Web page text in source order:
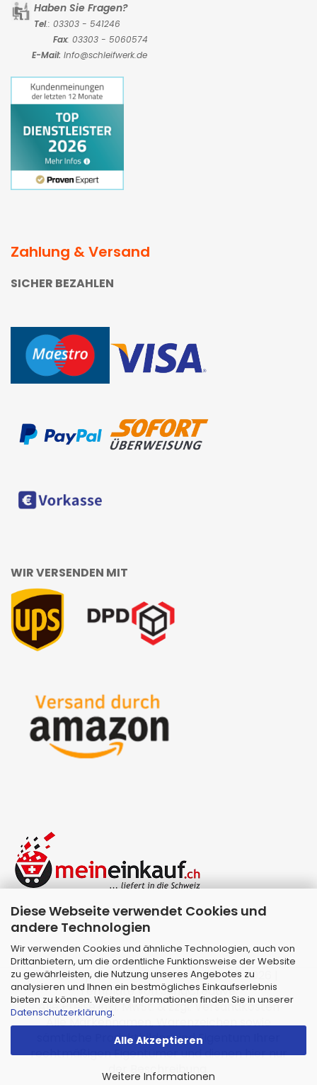
Diese Webseite verwendet Cookies und
andere Technologien
Wir verwenden Cookies und ähnliche Technologien, auch von
Drittanbietern, um die ordentliche Funktionsweise der Website
zu gewährleisten, die Nutzung unseres Angebotes zu
analysieren und Ihnen ein bestmögliches Einkaufserlebnis
bieten zu können. Weitere Informationen finden Sie in unserer
Datenschutzerklärung.
Alle Akzeptieren
Weitere Informationen
Haben Sie Fragen?
Tel.: 03303 - 541246
Fax: 03303 - 5060574
E-Mail: Info@schleifwerk.de
Zahlung & Versand
SICHER BEZAHLEN
WIR VERSENDEN MIT
Webshop erstellenmit Gambio.de © 2026 |
Template vonJungCreative.
Alle Preise inkl. MwSt. & zzgl. Versandkosten
Alle Markennamen, Warenzeichen sowie
sämtliche Produktbilder sind Eigentum Ihrer
rechtmäßigen Eigentümer und dienen hier nur
der Beschreibung.